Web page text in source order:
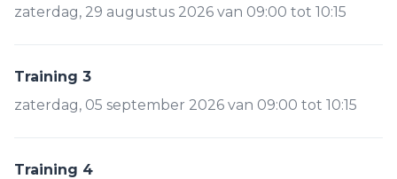
zaterdag, 29 augustus 2026 van 09:00 tot 10:15
Training 3
zaterdag, 05 september 2026 van 09:00 tot 10:15
Training 4